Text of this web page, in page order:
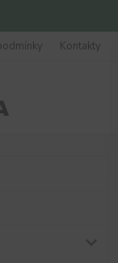
Kontakty